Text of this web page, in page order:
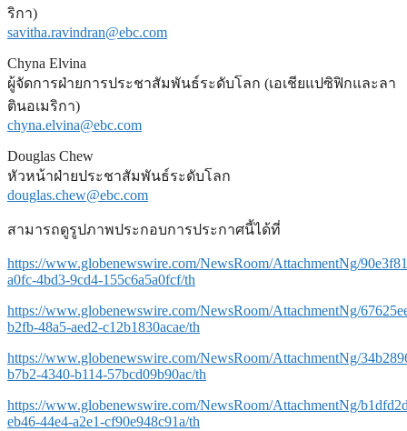
ริกา)
savitha.ravindran@ebc.com
Chyna Elvina
ผู้จัดการฝ่ายการประชาสัมพันธ์ระดับโลก (เอเชียแปซิฟิกและลา
ตินอเมริกา)
chyna.elvina@ebc.com
Douglas Chew
หัวหน้าฝ่ายประชาสัมพันธ์ระดับโลก
douglas.chew@ebc.com
สามารถดูรูปภาพประกอบการประกาศนี้ได้ที่
https://www.globenewswire.com/NewsRoom/AttachmentNg/
a0fc-4bd3-9cd4-155c6a5a0fcf/th
https://www.globenewswire.com/NewsRoom/AttachmentNg/
b2fb-48a5-aed2-c12b1830acae/th
https://www.globenewswire.com/NewsRoom/AttachmentNg/
b7b2-4340-b114-57bcd09b90ac/th
https://www.globenewswire.com/NewsRoom/AttachmentNg/
eb46-44e4-a2e1-cf90e948c91a/th